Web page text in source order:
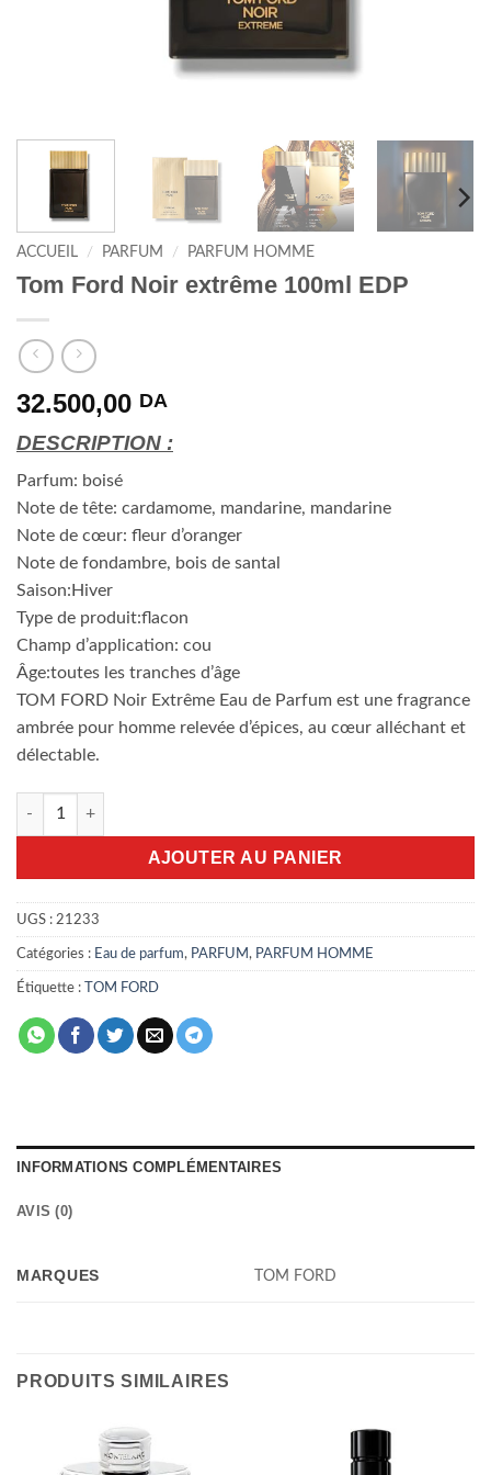
ACCUEIL / PARFUM / PARFUM HOMME
Tom Ford Noir extrême 100ml EDP
32.500,00 DA
DESCRIPTION :
Parfum: boisé
Note de tête: cardamome, mandarine, mandarine
Note de cœur: fleur d’oranger
Note de fondambre, bois de santal
Saison:Hiver
Type de produit:flacon
Champ d’application: cou
Âge:toutes les tranches d’âge
TOM FORD Noir Extrême Eau de Parfum est une fragrance
ambrée pour homme relevée d’épices, au cœur alléchant et
délectable.
quantité de Tom Ford Noir extrême 100ml EDP
AJOUTER AU PANIER
UGS : 21233
Catégories : Eau de parfum, PARFUM , PARFUM HOMME
Étiquette : TOM FORD
INFORMATIONS COMPLÉMENTAIRES
AVIS (0)
MARQUES TOM FORD
PRODUITS SIMILAIRES